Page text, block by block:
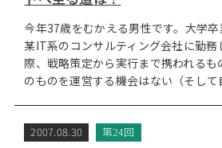
今年37歳をむかえる男性です。大学卒
某IT系のコンサルティング会社に勤務
際、戦略策定から実行まで携われる
のものを運営する機会はない（そし
2007.08.30 第24回